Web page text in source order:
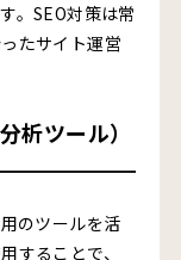
。SEO対策は常
たサイト運営
析ツール）
のツールを活
することで、